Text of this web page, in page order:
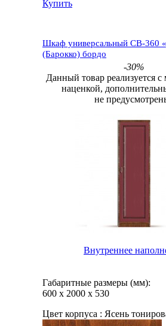
Купить
Шкаф универсальный СВ-360
(Барокко) бордо
-30%
Данный товар реализуется
наценкой,
не
Внутреннее
Габаритные размеры (мм):
600 х 2000 х 530
Цвет корпуса : Ясень